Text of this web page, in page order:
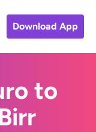
Download App
to